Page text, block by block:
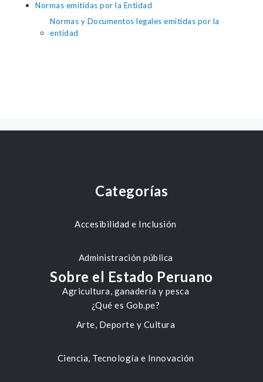
Normas emitidas por la Entidad
Normas y Documentos legales emitidas por la
entidad
Categorías
Accesibilidad e Inclusión
Administración pública
Agricultura, ganadería y pesca
Arte, Deporte y Cultura
Ciencia, Tecnología e Innovación
Sobre el Estado Peruano
¿Qué es Gob.pe?